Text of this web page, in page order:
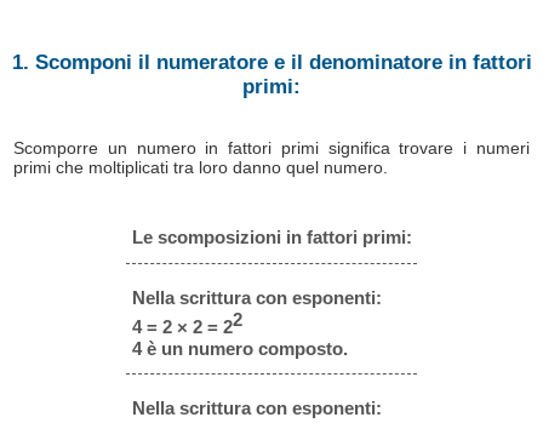
1. Scomponi il numeratore e il denominatore in fattori
primi:
Scomporre un numero in fattori primi significa trovare i numeri
primi che moltiplicati tra loro danno quel numero.
Le scomposizioni in fattori primi:
Nella scrittura con esponenti:
4 = 2 × 2 = 22
4 è un numero composto.
Nella scrittura con esponenti: